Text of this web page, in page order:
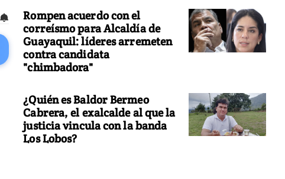
Rompen acuerdo con el
correísmo para Alcaldía de
Guayaquil: líderes arremeten
contra candidata
"chimbadora"
¿Quién es Baldor Bermeo
Cabrera, el exalcalde al que la
justicia vincula con la banda
Los Lobos?